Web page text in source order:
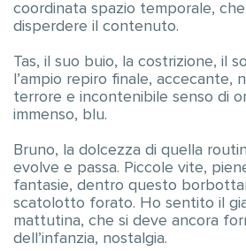
coordinata spazio temporale,
disperdere il contenuto.
Tas, il suo buio, la costrizione, il
l’ampio repiro finale, accecante,
terrore e incontenibile senso di
immenso, blu.
Bruno, la dolcezza di quella
evolve e passa. Piccole vite,
fantasie, dentro questo
scatolotto forato. Ho sentito il
mattutina, che si deve ancora
dell’infanzia, nostalgia.